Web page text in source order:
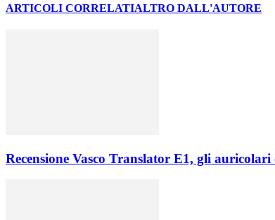
ARTICOLI CORRELATIALTRO DALL'AUTORE
Recensione Vasco Translator E1, gli